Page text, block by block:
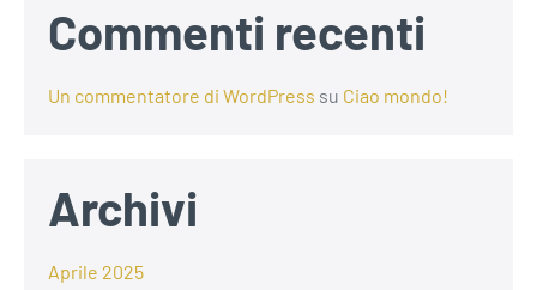
Commenti recenti
Un commentatore di WordPress su Ciao mondo!
Archivi
Aprile 2025